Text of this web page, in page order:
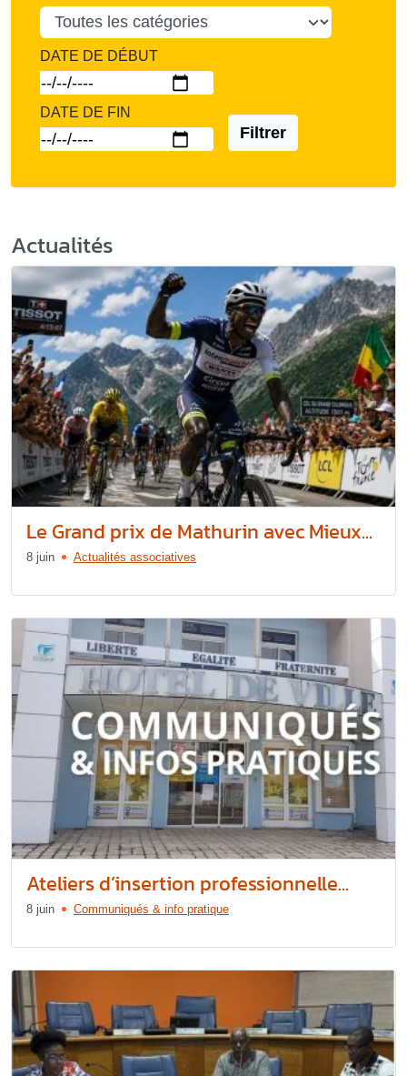
DATE DE DÉBUT
DATE DE FIN
Filtrer
Actualités
Le Grand prix de Mathurin avec Mieux...
8 juin Actualités associatives
Ateliers d’insertion professionnelle...
8 juin Communiqués & info pratique